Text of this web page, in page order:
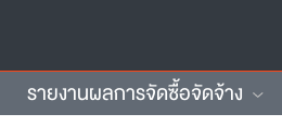
รายงานผลการจัดซื้อจัดจ้าง